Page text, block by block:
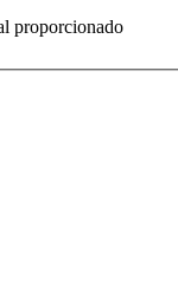
proporcionado